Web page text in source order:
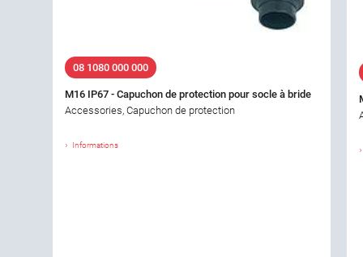
08 1080 000 000
M16 IP67 - Capuchon de protection pour socle à bride
Accessories, Capuchon de protection
Informations